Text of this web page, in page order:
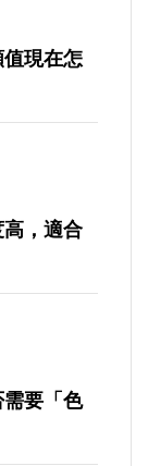
現在怎
，適合
要「色